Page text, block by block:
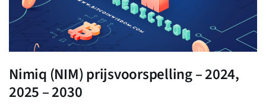
Nimiq (NIM) prijsvoorspelling – 2024,
2025 – 2030